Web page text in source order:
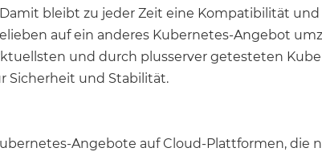
bleibt zu jeder Zeit eine Kompatibilität und
auf ein anderes Kubernetes-Angebot
und durch plusserver getesteten
Sicherheit und Stabilität.
Angebote auf Cloud-Plattformen, die